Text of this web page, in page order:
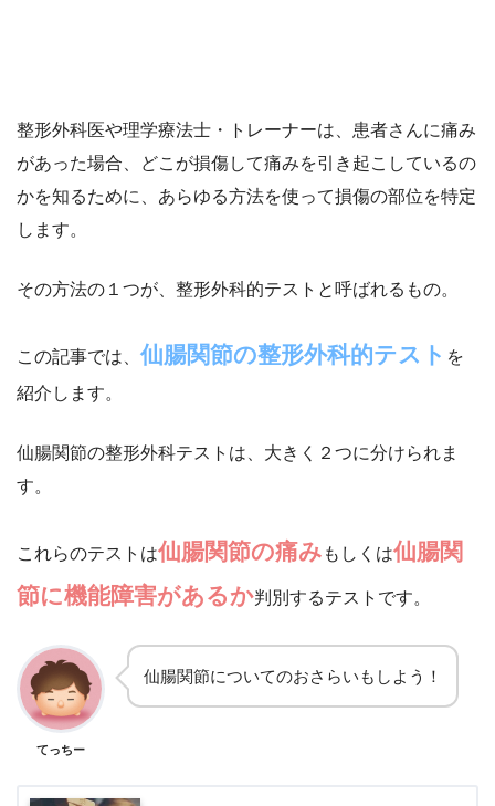
整形外科医や理学療法士・トレーナーは、患者さんに痛み
があった場合、どこが損傷して痛みを引き起こしているの
かを知るために、あらゆる方法を使って損傷の部位を特定
します。
その方法の１つが、整形外科的テストと呼ばれるもの。
この記事では、 仙腸関節の整形外科的テスト を
紹介します。
仙腸関節の整形外科テストは、大きく２つに分けられま
す。
これらのテストは仙腸関節の痛み もしくは仙腸関
節に機能障害があるか判別するテストです。
てっちー
仙腸関節についてのおさらいもしよう！